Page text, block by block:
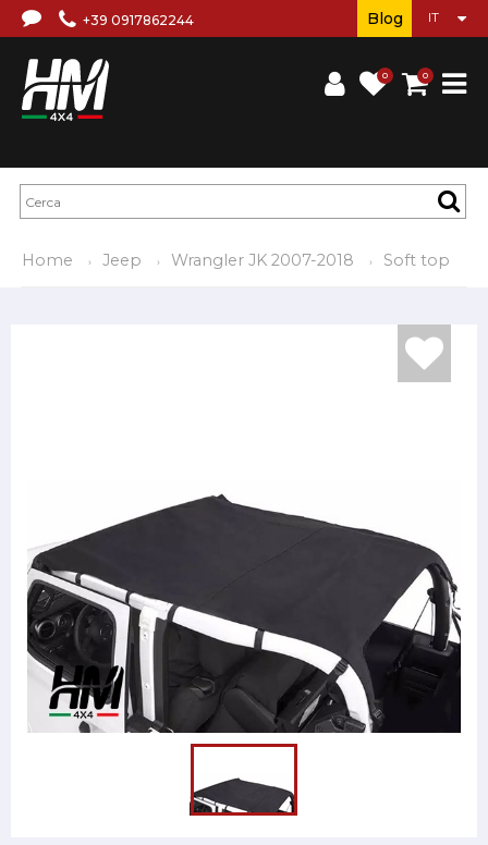
+39 0917862244
0 0
Blog
Home Jeep Wrangler JK 2007-2018 Soft top